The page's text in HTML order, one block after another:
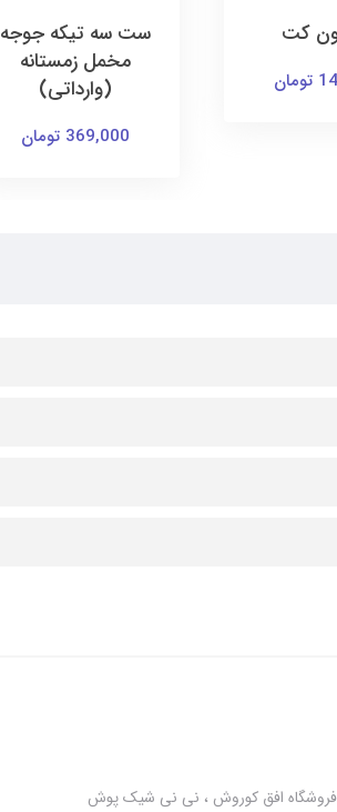
کت
ست سه تیکه جوجه
مخمل زمستانه
(وارداتی)
369,000 تومان
فروشگاه افق کوروش ، نی نی شیک پوش